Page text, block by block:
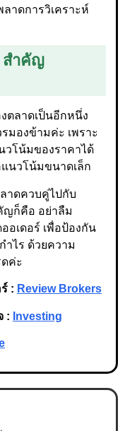
ลาดการวิเคราะห์
สำคัญ
ตลาดเป็นอีกหนึ่ง
มองข้ามค่ะ เพราะ
โน้มของราคาได้
นวโน้มขนาดเล็ก
าดควบคู่ไปกับ
ญก็คือ อย่าลืม
อเดอร์ เพื่อป้องกัน
ำไร ด้วยความ
ค่ะ
: Review Brokers
: Investing